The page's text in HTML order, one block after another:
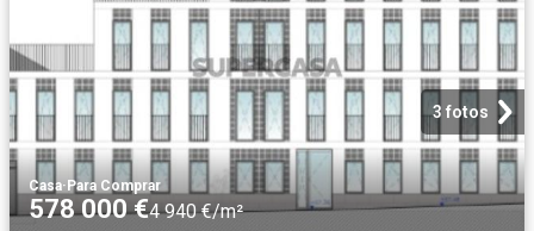
3 fotos
Casa·Para Comprar
578 000 €4 940 €/m²